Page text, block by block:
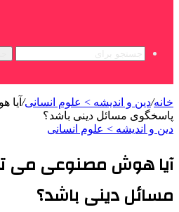
خانه/دین و اندیشه > علوم انسانی/
پاسخگوی مسائل دینی باشد؟
دین و اندیشه > علوم انسانی
آیا هوش مصنوعی می
مسائل دینی باشد؟